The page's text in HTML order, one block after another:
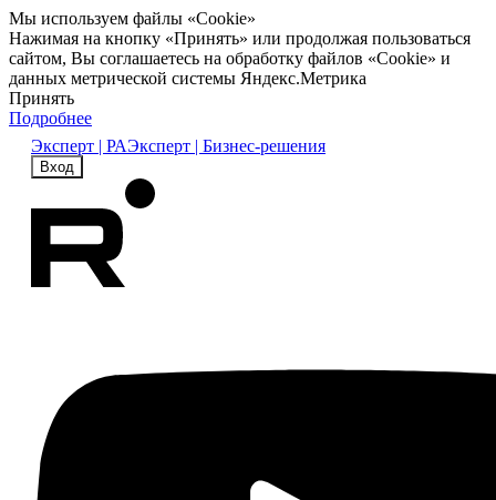
Мы используем файлы «Cookie»
Нажимая на кнопку «Принять» или продолжая пользоваться
сайтом, Вы соглашаетесь на обработку файлов «Cookie» и
данных метрической системы Яндекс.Метрика
Принять
Подробнее
Эксперт | РАЭксперт | Бизнес-решения
Вход